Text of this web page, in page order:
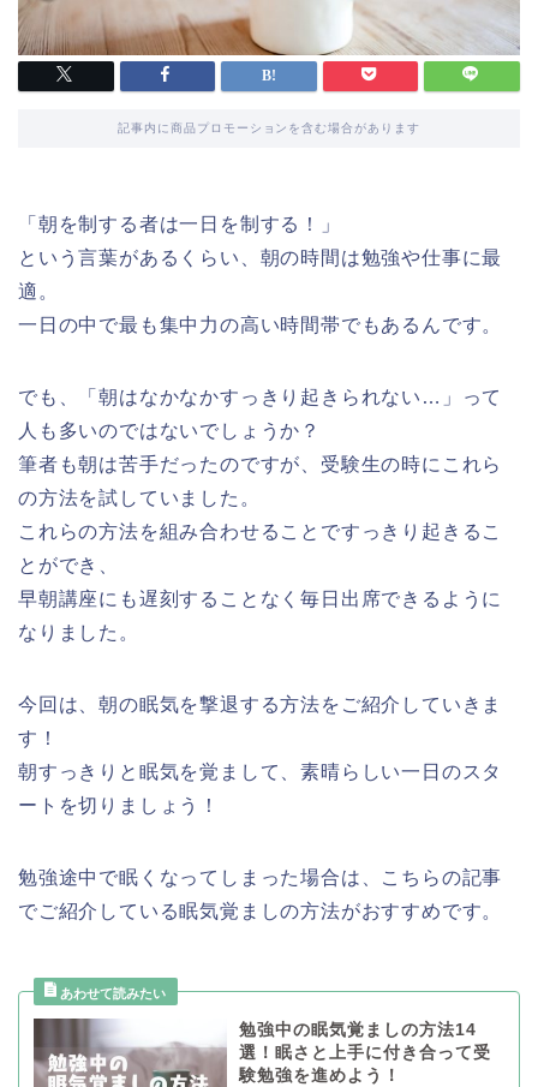
記事内に商品プロモーションを含む場合があります
「朝を制する者は一日を制する！」
という言葉があるくらい、朝の時間は勉強や仕事に最
適。
一日の中で最も集中力の高い時間帯でもあるんです。
でも、「朝はなかなかすっきり起きられない…」って
人も多いのではないでしょうか？
筆者も朝は苦手だったのですが、受験生の時にこれら
の方法を試していました。
これらの方法を組み合わせることですっきり起きるこ
とができ、
早朝講座にも遅刻することなく毎日出席できるように
なりました。
今回は、朝の眠気を撃退する方法をご紹介していきま
す！
朝すっきりと眠気を覚まして、素晴らしい一日のスタ
ートを切りましょう！
勉強途中で眠くなってしまった場合は、こちらの記事
でご紹介している眠気覚ましの方法がおすすめです。
勉強中の眠気覚ましの方法14
選！眠さと上手に付き合って受
験勉強を進めよう！